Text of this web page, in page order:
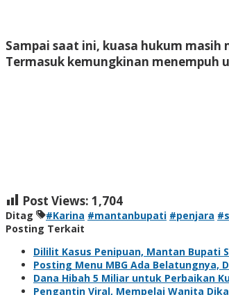
Sampai saat ini, kuasa hukum
Termasuk kemungkinan menempuh
Post Views: 1,704
Ditag #Karina #mantanbupati #penjara
Posting Terkait
Dililit Kasus Penipuan, Mantan Bupati
Posting Menu MBG Ada Belatungnya,
Dana Hibah 5 Miliar untuk Perbaikan
Pengantin Viral, Mempelai Wanita